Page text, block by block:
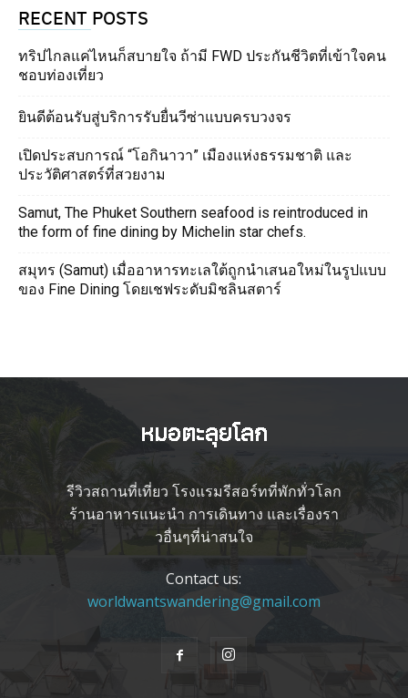
RECENT POSTS
ทริปไกลแค่ไหนก็สบายใจ ถ้ามี FWD ประกันชีวิตที่เข้าใจคน
ชอบท่องเที่ยว
ยินดีต้อนรับสู่บริการรับยื่นวีซ่าแบบครบวงจร
เปิดประสบการณ์ “โอกินาวา” เมืองแห่งธรรมชาติ และ
ประวัติศาสตร์ที่สวยงาม
Samut, The Phuket Southern seafood is reintroduced in
the form of fine dining by Michelin star chefs.
สมุทร (Samut) เมื่ออาหารทะเลใต้ถูกนำเสนอใหม่ในรูปแบบ
ของ Fine Dining โดยเชฟระดับมิชลินสตาร์
รีวิวสถานที่เที่ยว โรงแรมรีสอร์ทที่พักทั่วโลก
ร้านอาหารแนะนำ การเดินทาง และเรื่องรา
วอื่นๆที่น่าสนใจ
Contact us:
worldwantswandering@gmail.com